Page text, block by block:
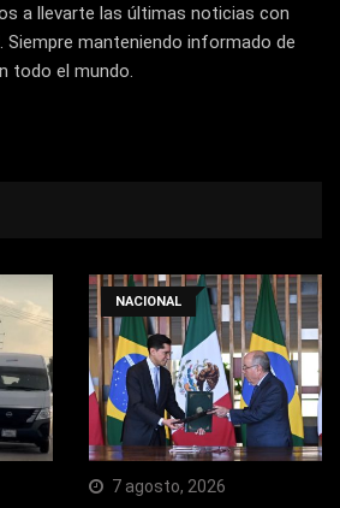
a llevarte las últimas noticias con
Siempre manteniendo informado de
todo el mundo.
NACIONAL
7 agosto, 2026